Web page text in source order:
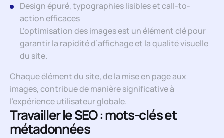
Design épuré, typographies lisibles et call-to-
action efficaces
L’optimisation des images est un élément clé pour
garantir la rapidité d’affichage et la qualité visuelle
du site.
Chaque élément du site, de la mise en page aux
images, contribue de manière significative à
l’expérience utilisateur globale.
Travailler le SEO : mots-clés et
métadonnées